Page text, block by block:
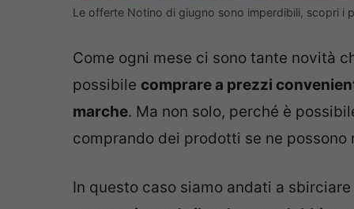
Le offerte Notino di giugno sono imperdibili, scopri i
Come ogni mese ci sono tante novità
possibile comprare a prezzi
marche. Ma non solo, perché è
comprando dei prodotti se ne
In questo caso siamo andati a